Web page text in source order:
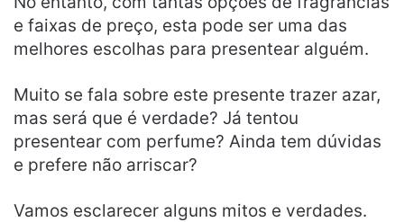
e faixas de preço, esta pode ser uma das
melhores escolhas para presentear alguém.
Muito se fala sobre este presente trazer azar,
mas será que é verdade? Já tentou
presentear com perfume? Ainda tem dúvidas
e prefere não arriscar?
Vamos esclarecer alguns mitos e verdades.